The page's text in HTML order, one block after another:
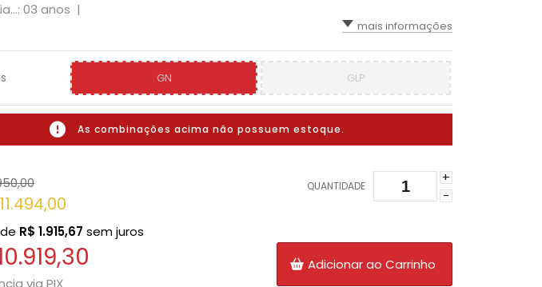
03 anos |
mais informações
GN GLP
As combinações acima não possuem estoque.
11.494,00
de R$ 1.915,67 sem juros
via PIX
QUANTIDADE
+
-
Adicionar ao Carrinho